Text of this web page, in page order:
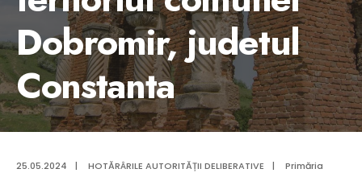
Dobromir, judetul
Constanta
25.05.2024 | HOTĂRÂRILE AUTORITĂȚII DELIBERATIVE |
Primăria